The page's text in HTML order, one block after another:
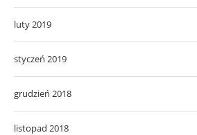
luty 2019
styczeń 2019
grudzień 2018
listopad 2018